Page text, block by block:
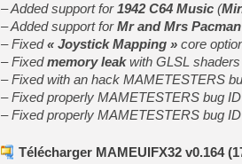
– Added support for1942 C64 Music (
– Added support forMr and Mrs Pacman
– Fixed« Joystick Mapping » core
– Fixedmemory leakwith GLSL
– Fixed with an hack MAMETESTERS
– Fixed properly MAMETESTERS bug ID
– Fixed properly MAMETESTERS bug ID
Télécharger MAMEUIFX32 v0.164